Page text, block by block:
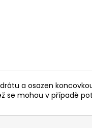
a osazen
se mohou v případě